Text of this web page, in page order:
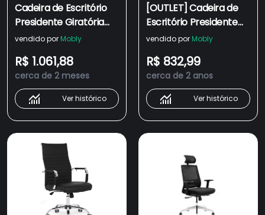
Cadeira de Escritório
Presidente Giratória
NR17 Unik Preta
vendido por Mobly
R$ 1.061,88
cerca de 2 meses
Ver histórico
[OUTLET] Cadeira de
Escritório Presidente
Giratória NR17 Unik
vendido por Mobly
R$ 832,99
cerca de 2 anos
Ver histórico